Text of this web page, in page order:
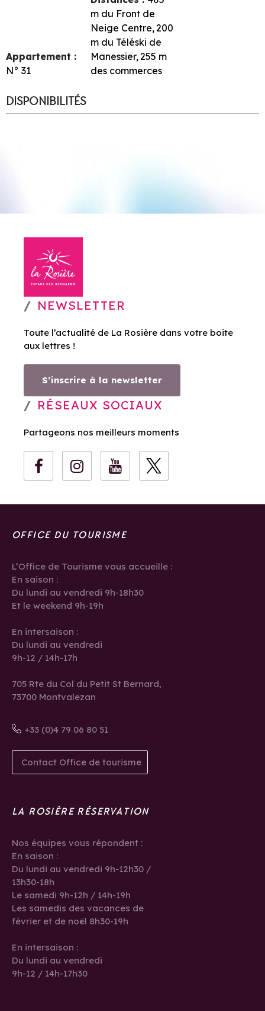
Appartement :
N° 31
m du Front de
Neige Centre 200
m du Téléski de
Manessier 255 m
des commerces
DISPONIBILITÉS
NEWSLETTER
Toute l’actualité de La Rosière dans votre boite
aux lettres !
S’inscrire à la newsletter
RÉSEAUX SOCIAUX
Partageons nos meilleurs moments
OFFICE DU TOURISME
L’Office de Tourisme vous accueille :
En saison :
Du lundi au vendredi 9h-18h30
Et le weekend 9h-19h
En intersaison :
Du lundi au vendredi
9h-12 / 14h-17h
705 Rte du Col du Petit St Bernard,
73700 Montvalezan
+33 (0)4 79 06 80 51
Contact Office de tourisme
LA ROSIÈRE RÉSERVATION
Nos équipes vous répondent :
En saison :
Du lundi au vendredi 9h-12h30 /
13h30-18h
Le samedi 9h-12h / 14h-19h
Les samedis des vacances de
février et de noël 8h30-19h
En intersaison :
Du lundi au vendredi
9h-12 / 14h-17h30